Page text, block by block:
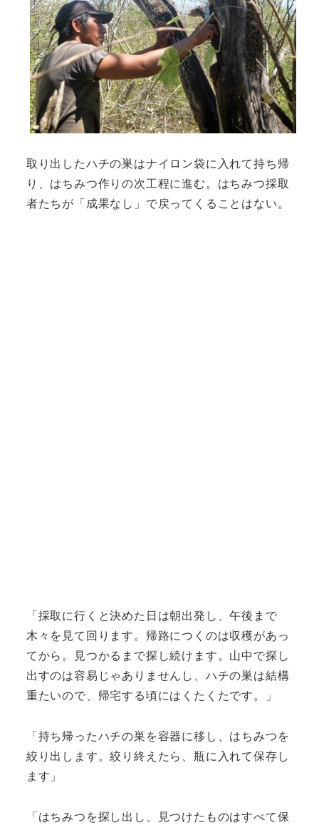
取り出したハチの巣はナイロン袋に入れて持ち帰
り、はちみつ作りの次工程に進む。はちみつ採取
者たちが「成果なし」で戻ってくることはない。
「採取に行くと決めた日は朝出発し、午後まで
木々を見て回ります。帰路につくのは収穫があっ
てから。見つかるまで探し続けます。山中で探し
出すのは容易じゃありませんし、ハチの巣は結構
重たいので、帰宅する頃にはくたくたです。」
「持ち帰ったハチの巣を容器に移し、はちみつを
絞り出します。絞り終えたら、瓶に入れて保存し
ます」
「はちみつを探し出し、見つけたものはすべて保